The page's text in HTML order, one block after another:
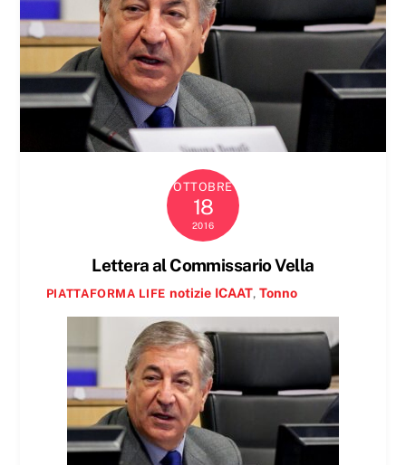
OTTOBRE
18
2016
Lettera al Commissario Vella
PIATTAFORMA LIFE notizie ICAAT, Tonno